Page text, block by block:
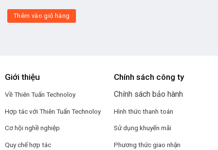
Thêm vào giỏ hàng
Giới thiệu
Về Thiên Tuấn Technoloy
Hợp tác với Thiên Tuấn Technoloy
Cơ hội nghề nghiệp
Quy chế hợp tác
Chính sách công ty
Chính sách bảo hành
Hình thức thanh toán
Sử dụng khuyến mãi
Phương thức giao nhận